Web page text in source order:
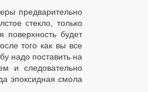
предварительно
стекло, только
поверхность будет
того как вы все
надо поставить на
и следовательно
эпоксидная смола